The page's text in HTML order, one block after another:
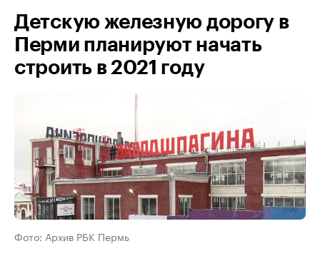
Детскую железную дорогу в
Перми планируют начать
строить в 2021 году
Фото: Архив РБК Пермь